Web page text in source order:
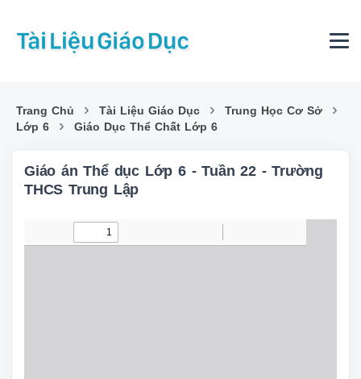
Trang Chủ › Tài Liệu Giáo Dục › Trung Học Cơ Sở ›
Lớp 6 › Giáo Dục Thể Chất Lớp 6
Giáo án Thể dục Lớp 6 - Tuần 22 - Trường
THCS Trung Lập